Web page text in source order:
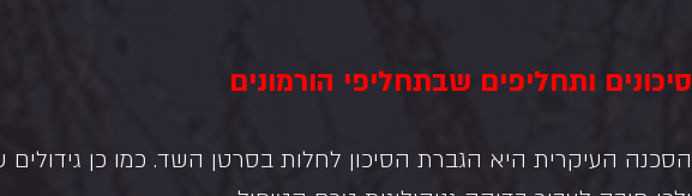
סיכונים ותחליפים שבתחליפי הורמונים
הסכנה העיקרית היא הגברת הסיכון לחלות בסרטן השד. כמו כן גידולים